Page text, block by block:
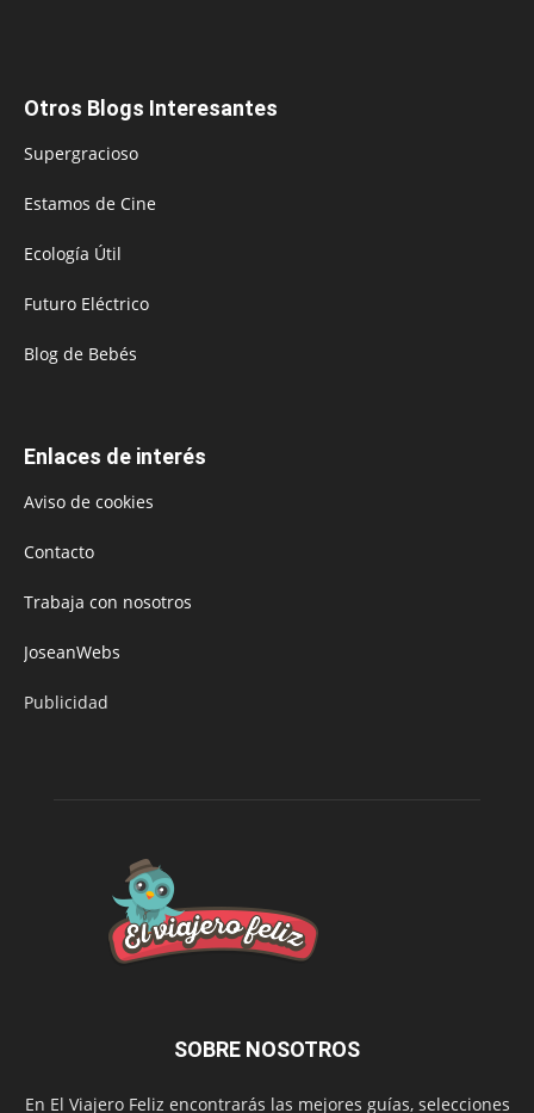
Otros Blogs Interesantes
Supergracioso
Estamos de Cine
Ecología Útil
Futuro Eléctrico
Blog de Bebés
Enlaces de interés
Aviso de cookies
Contacto
Trabaja con nosotros
JoseanWebs
Publicidad
SOBRE NOSOTROS
En El Viajero Feliz encontrarás las mejores guías, selecciones